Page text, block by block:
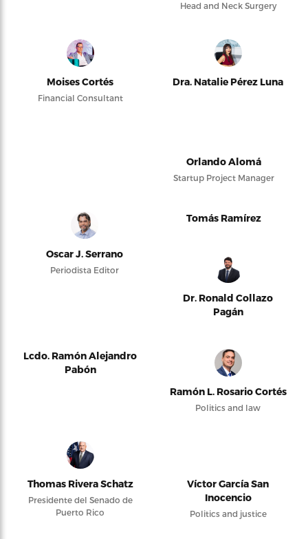
Head and Neck Surgery
Moises Cortés
Financial Consultant
Dra. Natalie Pérez Luna
Orlando Alomá
Startup Project Manager
Oscar J. Serrano
Periodista Editor
Tomás Ramírez
Dr. Ronald Collazo
Pagán
Lcdo. Ramón Alejandro
Pabón
Ramón L. Rosario Cortés
Politics and law
Thomas Rivera Schatz
Presidente del Senado de
Puerto Rico
Víctor García San
Inocencio
Politics and justice